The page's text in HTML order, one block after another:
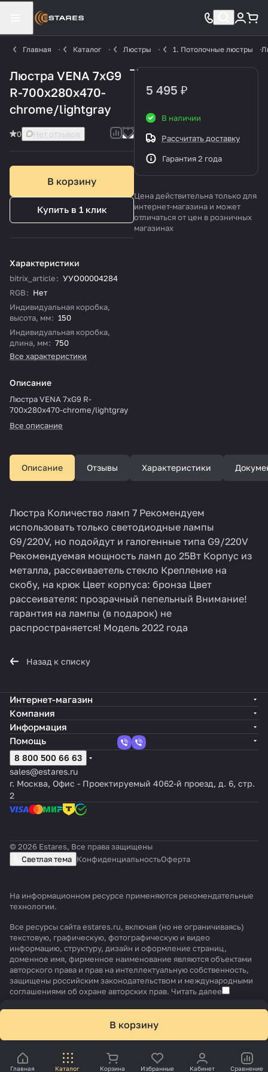
Главная Каталог Люстры 1. Потолочные люстры
Люстра VENA 7xG9
R-700x280x470-
chrome/lightgray
0 Нет отзывов
В корзину
Купить в 1 клик
Характеристики
bitrix_article: УУО00004284
RGB: Нет
Индивидуальная коробка,
высота, мм: 150
Индивидуальная коробка,
длина, мм: 750
Все характеристики
Описание
Люстра VENA 7xG9 R-
700x280x470-chrome/lightgray
Все описание
5 495 ₽
В наличии
Рассчитать доставку
Гарантия 2 года
Цена действительна только для
интернет-магазина и может
отличаться от цен в розничных
магазинах
Описание Отзывы Характеристики
Люстра Количество ламп 7 Рекомендуем
использовать только светодиодные лампы
G9/220V, но подойдут и галогенные типа G9/220V
Рекомендуемая мощность ламп до 25Вт Корпус из
металла, рассеиваетель стекло Крепление на
скобу, на крюк Цвет корпуса: бронза Цвет
рассеивателя: прозрачный пепельный Внимание!
гарантия на лампы (в подарок) не
распространяется! Модель 2022 года
Назад к списку
В корзину
Главная Каталог Корзина Избранные Кабинет Сравнение
Интернет-магазин
Компания
Информация
Помощь
8 800 500 66 63
sales@estares.ru
г. Москва, Офис - Проектируемый 4062-й проезд, д. 6, стр.
2
© 2026 Estares, Все права защищены
Светлая тема КонфиденциальностьОферта
На информационном ресурсе применяются рекомендательные
технологии.
Все ресурсы сайта estares.ru, включая (но не ограничиваясь)
текстовую, графическую, фотографическую и видео
информацию, структуру, дизайн и оформление страниц,
доменное имя, фирменное наименование являются объектами
авторского права и прав на интеллектуальную собственность,
защищены российским законодательством и международными
соглашениями об охране авторских прав. Читать далее